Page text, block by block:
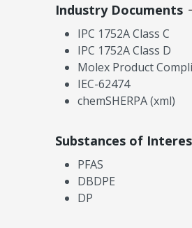
Industry Documents
IPC 1752A Class C
IPC 1752A Class D
Molex Product
IEC-62474
chemSHERPA (xml)
Substances of
PFAS
DBDPE
DP